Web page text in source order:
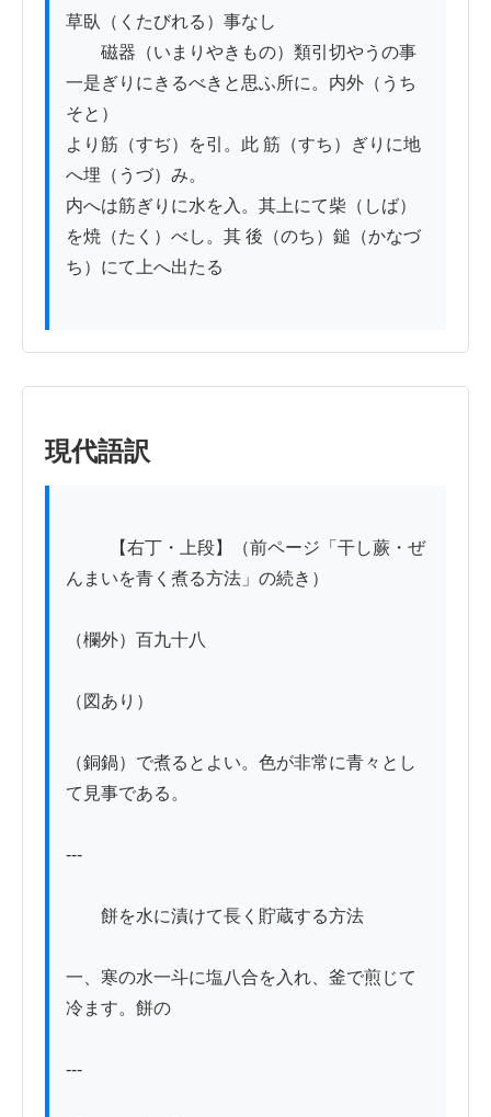
草臥（くたびれる）事なし
磁器（いまりやきもの）類引切やうの事
一是ぎりにきるべきと思ふ所に。内外（うち
そと）
より筋（すぢ）を引。此 筋（すち）ぎりに地
へ埋（うづ）み。
内へは筋ぎりに水を入。其上にて柴（しば）
を焼（たく）べし。其 後（のち）鎚（かなづ
ち）にて上へ出たる
現代語訳
んまいを青く煮る方法」の続き）
（欄外）百九十八
（図あり）
（銅鍋）で煮るとよい。色が非常に青々とし
て見事である。
---
餅を水に漬けて長く貯蔵する方法
一、寒の水一斗に塩八合を入れ、釜で煎じて
冷ます。餅の
---